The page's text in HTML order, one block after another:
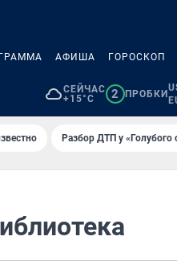
АФИША ГОРОСКОП
СЕЙЧАС
+15°C
2 ПРОБКИ
Разбор ДТП у «Голубого